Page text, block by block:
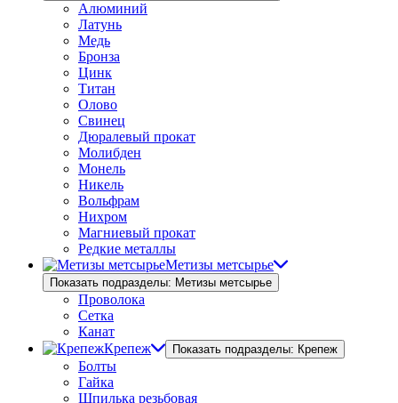
Алюминий
Латунь
Медь
Бронза
Цинк
Титан
Олово
Свинец
Дюралевый прокат
Молибден
Монель
Никель
Вольфрам
Нихром
Магниевый прокат
Редкие металлы
Метизы метсырье
Показать подразделы: Метизы метсырье
Проволока
Сетка
Канат
Крепеж
Показать подразделы: Крепеж
Болты
Гайка
Шпилька резьбовая